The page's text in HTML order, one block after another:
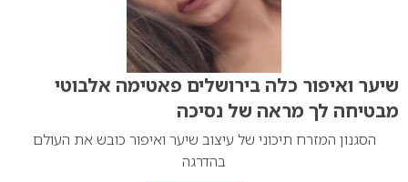
שיער ואיפור כלה בירושלים פאטימה אלבוטי
מבטיחה לך מראה של נסיכה
הסגנון המזרח תיכוני של עיצוב שיער ואיפור כובש את העולם
בהדרגה